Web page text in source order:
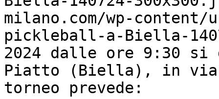
milano.com/wp-content/
pickleball-a-Biella-
2024 dalle ore 9:30
Piatto (Biella), in via
torneo prevede: